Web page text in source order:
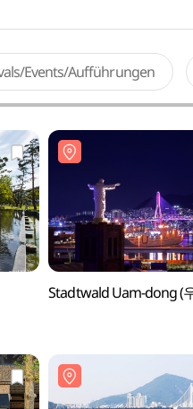
Events/Aufführungen
Stadtwald Uam-dong (